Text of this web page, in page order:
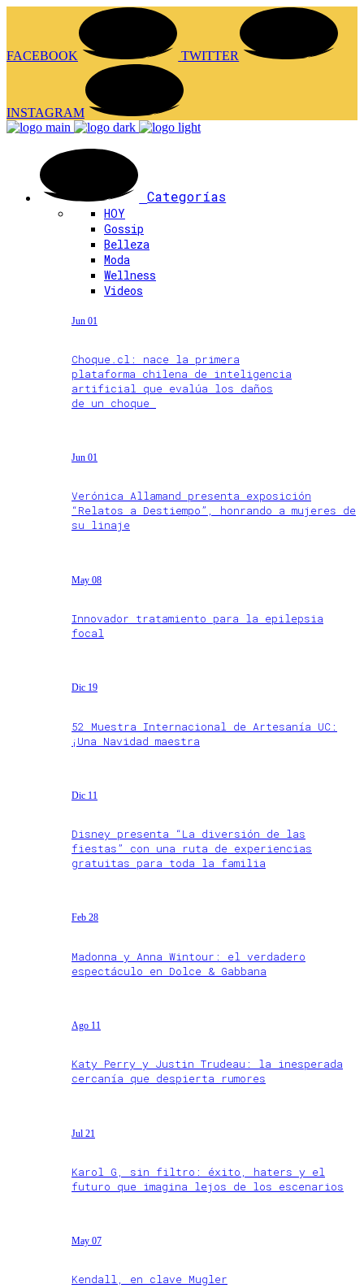
FACEBOOK TWITTER
INSTAGRAM
Categorías
HOY
Gossip
Belleza
Moda
Wellness
Videos
Jun 01
Choque.cl: nace la primera
plataforma chilena de inteligencia
artificial que evalúa los daños
de un choque
Jun 01
Verónica Allamand presenta exposición
“Relatos a Destiempo”, honrando a mujeres de
su linaje
May 08
Innovador tratamiento para la epilepsia
focal
Dic 19
52 Muestra Internacional de Artesanía UC:
¡Una Navidad maestra
Dic 11
Disney presenta “La diversión de las
fiestas” con una ruta de experiencias
gratuitas para toda la familia
Feb 28
Madonna y Anna Wintour: el verdadero
espectáculo en Dolce & Gabbana
Ago 11
Katy Perry y Justin Trudeau: la inesperada
cercanía que despierta rumores
Jul 21
Karol G, sin filtro: éxito, haters y el
futuro que imagina lejos de los escenarios
May 07
Kendall, en clave Mugler